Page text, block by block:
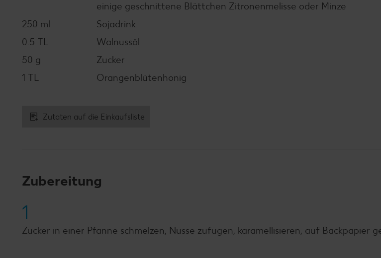
einige geschnittene Blättchen Zitronenmelisse oder Minze
250 ml
Sojadrink
0.5 TL
Walnussöl
50 g
Zucker
1 TL
Orangenblütenhonig
Zutaten auf die Einkaufsliste
Zubereitung
1
Zucker in einer Pfanne schmelzen, Nüsse zufügen, karamellisieren, auf Backpapier